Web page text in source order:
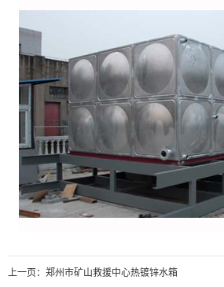
上一页： 郑州市矿山救援中心热镀锌水箱